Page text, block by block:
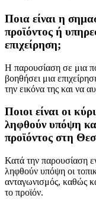
Ποια είναι η
προϊόντος ή
επιχείρηση;
Η παρουσίαση σε μια
βοηθήσει μια
την εικόνα της και να
Ποιοι είναι οι
ληφθούν υπόψη
προϊόντος στη
Κατά την παρουσίαση
ληφθούν υπόψη οι
ανταγωνισμός, καθώς
το προϊόν.